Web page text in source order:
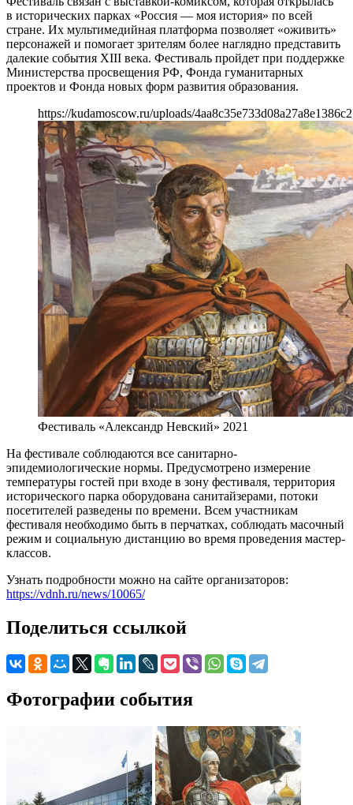
в исторических парках «Россия — моя история» по всей
стране. Их мультимедийная платформа позволяет «оживить»
персонажей и помогает зрителям более наглядно представить
далекие события XIII века. Фестиваль пройдет при поддержке
Министерства просвещения РФ, Фонда гуманитарных
проектов и Фонда новых форм развития образования.
https://kudamoscow.ru/uploads/
Фестиваль «Александр Невский» 2021
На фестивале соблюдаются все санитарно-
эпидемиологические нормы. Предусмотрено измерение
температуры гостей при входе в зону фестиваля, территория
исторического парка оборудована санитайзерами, потоки
посетителей разведены по времени. Всем участникам
фестиваля необходимо быть в перчатках, соблюдать масочный
режим и социальную дистанцию во время проведения мастер-
классов.
Узнать подробности можно на сайте организаторов:
https://vdnh.ru/news/10065/
Поделиться ссылкой
Фотографии события